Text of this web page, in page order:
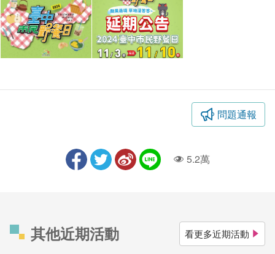
問題通報
人氣5.2萬
其他近期活動 看更多近期活動